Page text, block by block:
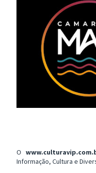
O
Informação, Cultura e